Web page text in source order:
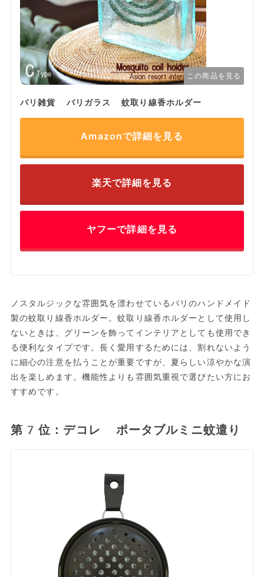
この商品を見る
バリ雑貨 バリガラス 蚊取り線香ホルダー
Amazonで詳細を見る
楽天で詳細を見る
ヤフーで詳細を見る
ノスタルジックな雰囲気を漂わせているバリのハンドメイド
製の蚊取り線香ホルダー。蚊取り線香ホルダーとして使用し
ないときは、グリーンを飾ってインテリアとしても使用でき
る便利なタイプです。長く愛用するためには、割れないよう
に細心の注意を払うことが重要ですが、夏らしい涼やかな演
出を楽しめます。機能性よりも雰囲気重視で選びたい方にお
すすめです。
第7位：デコレ ポータブルミニ蚊遣り